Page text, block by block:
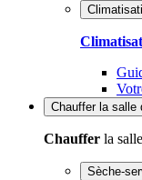
Chauffer la salle
Chauffer la
Sèche-